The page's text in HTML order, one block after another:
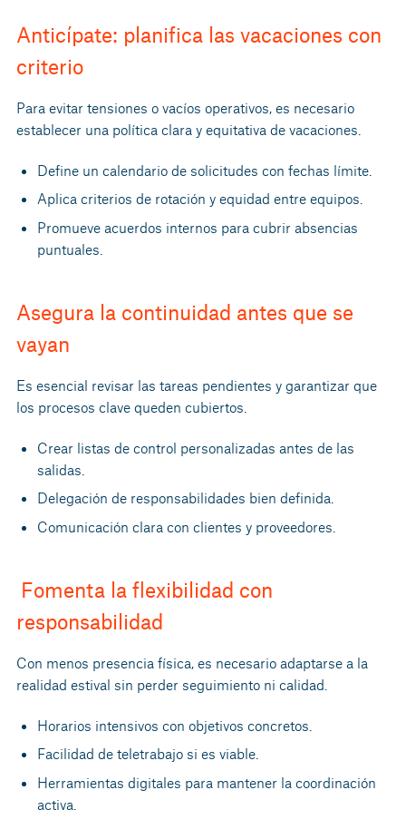
Anticípate: planifica las vacaciones con
criterio
Para evitar tensiones o vacíos operativos, es necesario
establecer una política clara y equitativa de vacaciones.
Define un calendario de solicitudes con fechas límite.
Aplica criterios de rotación y equidad entre equipos.
Promueve acuerdos internos para cubrir absencias
puntuales.
Asegura la continuidad antes que se
vayan
Es esencial revisar las tareas pendientes y garantizar que
los procesos clave queden cubiertos.
Crear listas de control personalizadas antes de las
salidas.
Delegación de responsabilidades bien definida.
Comunicación clara con clientes y proveedores.
Fomenta la flexibilidad con
responsabilidad
Con menos presencia física, es necesario adaptarse a la
realidad estival sin perder seguimiento ni calidad.
Horarios intensivos con objetivos concretos.
Facilidad de teletrabajo si es viable.
Herramientas digitales para mantener la coordinación
activa.